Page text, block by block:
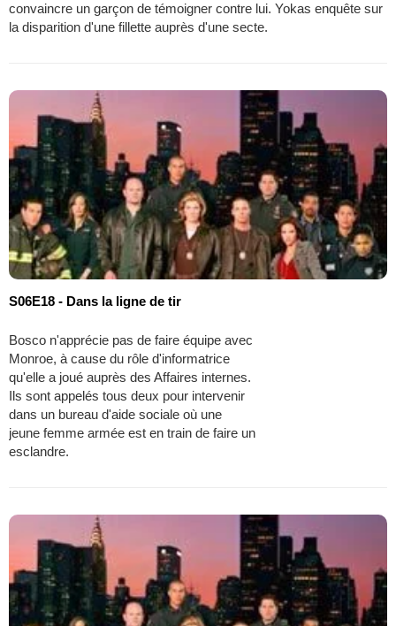
convaincre un garçon de témoigner contre lui. Yokas enquête sur
la disparition d'une fillette auprès d'une secte.
S06E18 - Dans la ligne de tir
Bosco n'apprécie pas de faire équipe avec
Monroe, à cause du rôle d'informatrice
qu'elle a joué auprès des Affaires internes.
Ils sont appelés tous deux pour intervenir
dans un bureau d'aide sociale où une
jeune femme armée est en train de faire un
esclandre.